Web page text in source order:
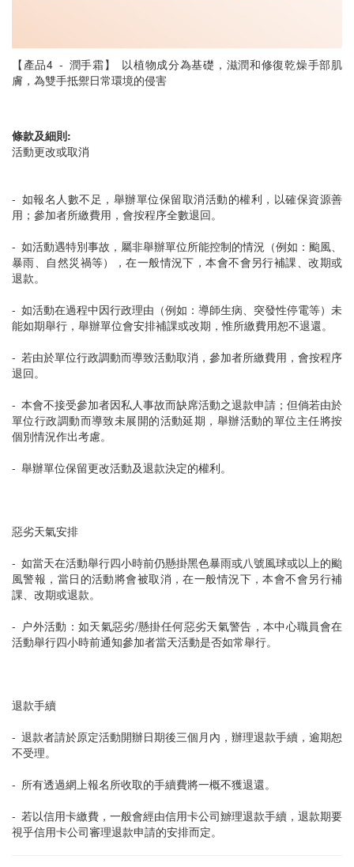
【產品4 - 潤手霜】 以植物成分為基礎，滋潤和修復乾燥手部肌
膚，為雙手抵禦日常環境的侵害
條款及細則:
活動更改或取消
- 如報名人數不足，舉辦單位保留取消活動的權利，以確保資源善
用；參加者所繳費用，會按程序全數退回。
- 如活動遇特別事故，屬非舉辦單位所能控制的情況（例如：颱風、
暴雨、自然災禍等），在一般情況下，本會不會另行補課、改期或
退款。
- 如活動在過程中因行政理由（例如：導師生病、突發性停電等）未
能如期舉行，舉辦單位會安排補課或改期，惟所繳費用恕不退還。
- 若由於單位行政調動而導致活動取消，參加者所繳費用，會按程序
退回。
- 本會不接受參加者因私人事故而缺席活動之退款申請；但倘若由於
單位行政調動而導致未展開的活動延期，舉辦活動的單位主任將按
個別情況作出考慮。
- 舉辦單位保留更改活動及退款決定的權利。
惡劣天氣安排
- 如當天在活動舉行四小時前仍懸掛黑色暴雨或八號風球或以上的颱
風警報，當日的活動將會被取消，在一般情況下，本會不會另行補
課、改期或退款。
- 户外活動：如天氣惡劣/懸掛任何惡劣天氣警告，本中心職員會在
活動舉行四小時前通知參加者當天活動是否如常舉行。
退款手續
- 退款者請於原定活動開辦日期後三個月內，辦理退款手續，逾期恕
不受理。
- 所有透過網上報名所收取的手續費將一概不獲退還。
- 若以信用卡繳費，一般會經由信用卡公司辧理退款手續，退款期要
視乎信用卡公司審理退款申請的安排而定。